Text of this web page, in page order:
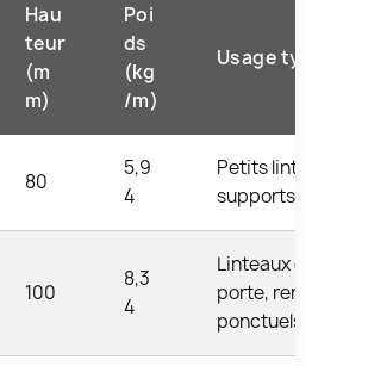
Hau
teur
(m
m)
Poi
ds
(kg
/m)
Usage typique
80
5,9
4
Petits linteaux,
supports légers
100
8,3
4
Linteaux de
porte, renforts
ponctuels